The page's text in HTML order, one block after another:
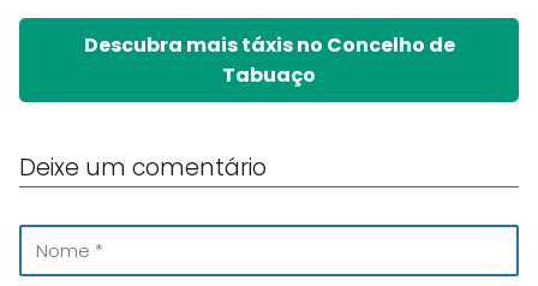
Descubra mais táxis no Concelho de
Tabuaço
Deixe um comentário